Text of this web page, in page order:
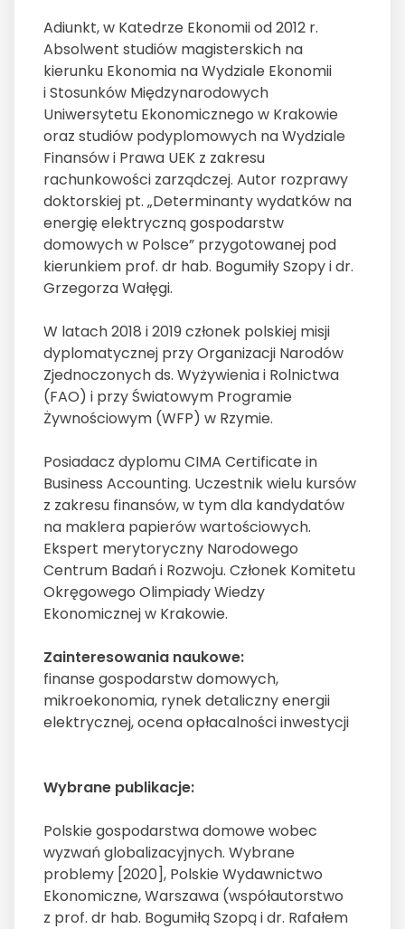
Adiunkt, w Katedrze Ekonomii od 2012 r.
Absolwent studiów magisterskich na
kierunku Ekonomia na Wydziale Ekonomii
i Stosunków Międzynarodowych
Uniwersytetu Ekonomicznego w Krakowie
oraz studiów podyplomowych na Wydziale
Finansów i Prawa UEK z zakresu
rachunkowości zarządczej. Autor rozprawy
doktorskiej pt. „Determinanty wydatków na
energię elektryczną gospodarstw
domowych w Polsce” przygotowanej pod
kierunkiem prof. dr hab. Bogumiły Szopy i dr.
Grzegorza Wałęgi.
W latach 2018 i 2019 członek polskiej misji
dyplomatycznej przy Organizacji Narodów
Zjednoczonych ds. Wyżywienia i Rolnictwa
(FAO) i przy Światowym Programie
Żywnościowym (WFP) w Rzymie.
Posiadacz dyplomu CIMA Certificate in
Business Accounting. Uczestnik wielu kursów
z zakresu finansów, w tym dla kandydatów
na maklera papierów wartościowych.
Ekspert merytoryczny Narodowego
Centrum Badań i Rozwoju. Członek Komitetu
Okręgowego Olimpiady Wiedzy
Ekonomicznej w Krakowie.
Zainteresowania naukowe:
finanse gospodarstw domowych,
mikroekonomia, rynek detaliczny energii
elektrycznej, ocena opłacalności inwestycji
Wybrane publikacje:
Polskie gospodarstwa domowe wobec
wyzwań globalizacyjnych. Wybrane
problemy [2020], Polskie Wydawnictwo
Ekonomiczne, Warszawa (współautorstwo
z prof. dr hab. Bogumiłą Szopą i dr. Rafałem